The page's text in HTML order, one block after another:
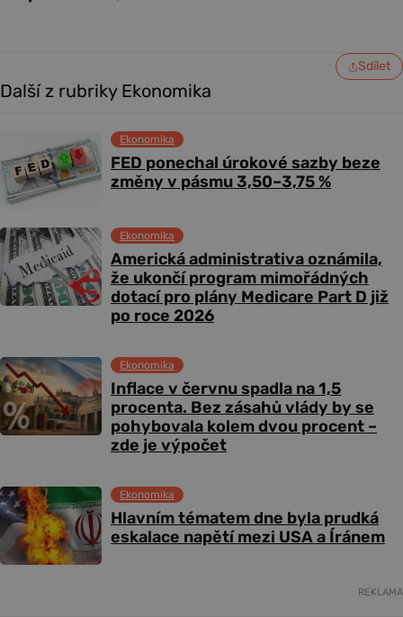
Sdílet
Další z rubriky Ekonomika
FED ponechal úrokové sazby beze
změny v pásmu 3,50–3,75 %
Ekonomika
Americká administrativa oznámila,
že ukončí program mimořádných
dotací pro plány Medicare Part D již
po roce 2026
Ekonomika
Inflace v červnu spadla na 1,5
procenta. Bez zásahů vlády by se
pohybovala kolem dvou procent –
zde je výpočet
Ekonomika
Hlavním tématem dne byla prudká
eskalace napětí mezi USA a Íránem
Ekonomika
REKLAMA